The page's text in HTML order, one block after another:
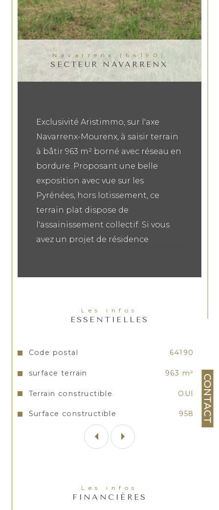
CONTACT
Navarrenx (64190)
SECTEUR NAVARRENX
Les infos
ESSENTIELLES
Caractéristiques Valeurs
Code postal 64190
surface terrain 963 m²
Terrain constructible OUI
Surface constructible 958
Exclusivité Aristimmo, sur l'axe
Navarrenx-Mourenx, à saisir terrain
à bâtir 963 m² borné avec réseau en
bordure. Proposant une belle
exposition avec vue sur les
Pyrénées, hors lotissement, ce
terrain plat dispose de
l'assainissement collectif. Si vous
avez un projet de résidence
Les infos
FINANCIÈRES